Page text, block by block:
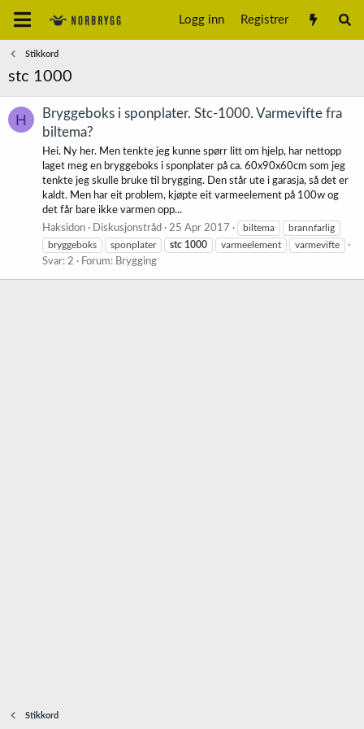
Logg inn Registrer
Stikkord
stc 1000
H
Bryggeboks i sponplater. Stc-1000. Varmevifte fra
biltema?
Hei. Ny her. Men tenkte jeg kunne spørr litt om hjelp, har nettopp
laget meg en bryggeboks i sponplater på ca. 60x90x60cm som jeg
tenkte jeg skulle bruke til brygging. Den står ute i garasja, så det er
kaldt. Men har eit problem, kjøpte eit varmeelement på 100w og
det får bare ikke varmen opp...
Haksidon
Diskusjonstråd 25 Apr 2017 biltema
brannfarlig
bryggeboks
sponplater stc 1000 varmeelement varmevifte
Svar: 2 Forum: Brygging
Stikkord